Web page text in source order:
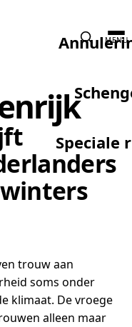
Speciale
MENU
trouw aan
soms onder
klimaat. De vroege
alleen maar